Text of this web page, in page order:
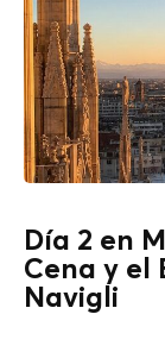
Día 2 en
Cena y el
Navigli